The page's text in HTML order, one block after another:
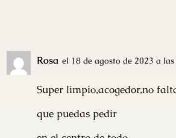
Rosa el 18 de agosto de 2023 a
Super limpio,acogedor,no
que puedas pedir